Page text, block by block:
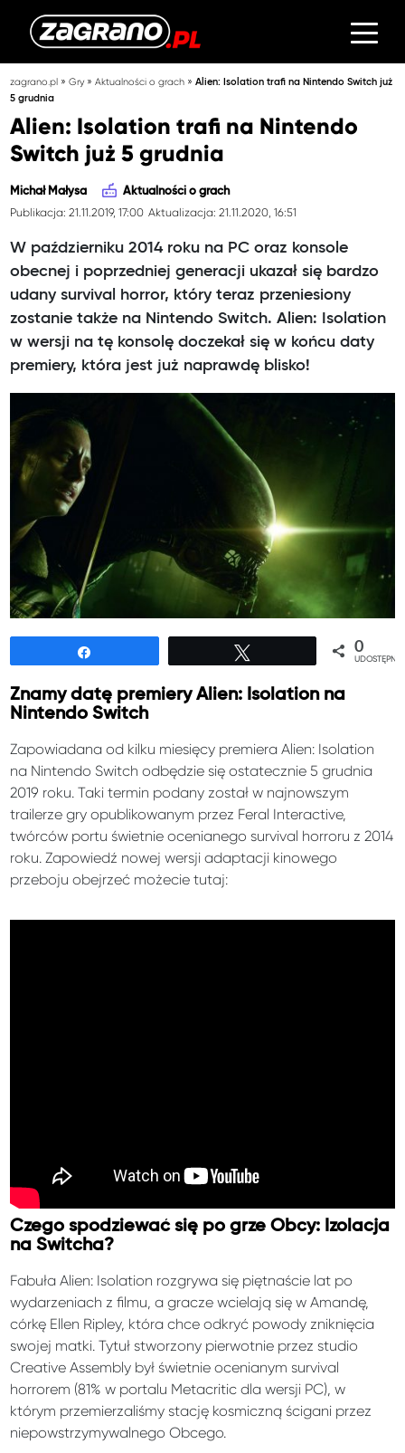
zagrano.pl »Gry»Aktualności o grach »Alien: Isolation trafi na Nintendo Switch już
5 grudnia
Alien: Isolation trafi na Nintendo
Switch już 5 grudnia
Michał Małysa Aktualności o grach
Publikacja: 21.11.2019, 17:00 Aktualizacja: 21.11.2020, 16:51
W październiku 2014 roku na PC oraz konsole
obecnej i poprzedniej generacji ukazał się bardzo
udany survival horror, który teraz przeniesiony
zostanie także na Nintendo Switch. Alien: Isolation
w wersji na tę konsolę doczekał się w końcu daty
premiery, która jest już naprawdę blisko!
0
Znamy datę premiery Alien: Isolation na
Nintendo Switch
Zapowiadana od kilku miesięcy premiera Alien: Isolation
na Nintendo Switch odbędzie się ostatecznie 5 grudnia
2019 roku. Taki termin podany został w najnowszym
trailerze gry opublikowanym przez Feral Interactive,
twórców portu świetnie ocenianego survival horroru z 2014
roku. Zapowiedź nowej wersji adaptacji kinowego
przeboju obejrzeć możecie tutaj:
Czego spodziewać się po grze Obcy: Izolacja
na Switcha?
Fabuła Alien: Isolation rozgrywa się piętnaście lat po
wydarzeniach z filmu, a gracze wcielają się w Amandę,
córkę Ellen Ripley, która chce odkryć powody zniknięcia
swojej matki. Tytuł stworzony pierwotnie przez studio
Creative Assembly był świetnie ocenianym survival
horrorem (81% w portalu Metacritic dla wersji PC), w
którym przemierzaliśmy stację kosmiczną ścigani przez
niepowstrzymywalnego Obcego.